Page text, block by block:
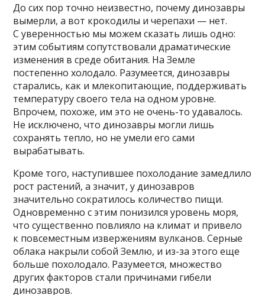
До сих пор точно неизвестно, почему динозавры
вымерли, а вот крокодилы и черепахи — нет.
С уверенностью мы можем сказать лишь одно:
этим событиям сопутствовали драматические
изменения в среде обитания. На Земле
постепенно холодало. Разумеется, динозавры
старались, как и млекопитающие, поддерживать
температуру своего тела на одном уровне.
Впрочем, похоже, им это не очень-то удавалось.
Не исключено, что динозавры могли лишь
сохранять тепло, но не умели его сами
вырабатывать.
Кроме того, наступившее похолодание замедлило
рост растений, а значит, у динозавров
значительно сократилось количество пищи.
Одновременно с этим понизился уровень моря,
что существенно повлияло на климат и привело
к повсеместным извержениям вулканов. Серные
облака накрыли собой Землю, и из-за этого еще
больше похолодало. Разумеется, множество
других факторов стали причинами гибели
динозавров.